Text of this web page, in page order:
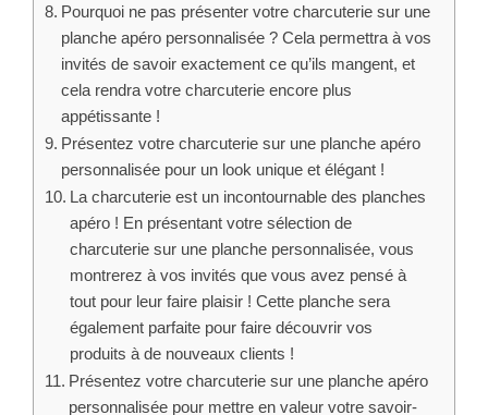
Pourquoi ne pas présenter votre charcuterie sur une
planche apéro personnalisée ? Cela permettra à vos
invités de savoir exactement ce qu’ils mangent, et
cela rendra votre charcuterie encore plus
appétissante !
Présentez votre charcuterie sur une planche apéro
personnalisée pour un look unique et élégant !
La charcuterie est un incontournable des planches
apéro ! En présentant votre sélection de
charcuterie sur une planche personnalisée, vous
montrerez à vos invités que vous avez pensé à
tout pour leur faire plaisir ! Cette planche sera
également parfaite pour faire découvrir vos
produits à de nouveaux clients !
Présentez votre charcuterie sur une planche apéro
personnalisée pour mettre en valeur votre savoir-